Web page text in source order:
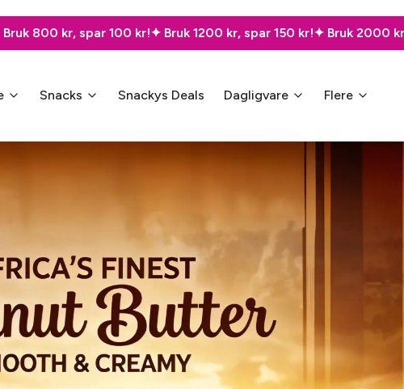
✦ Bruk 1200 kr, spar 150 kr!✦ Bruk 2000 kr, få hele 250 kr i rabatt!
Snacks Snackys Deals Dagligvare Flere